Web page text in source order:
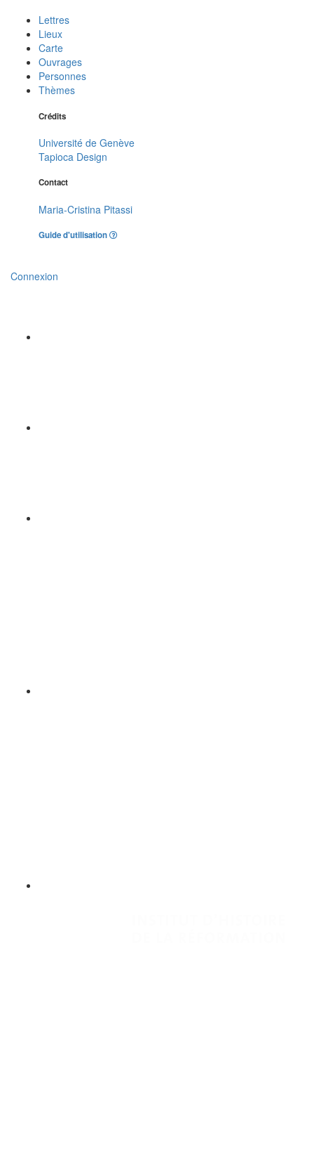
Lettres
Lieux
Carte
Ouvrages
Personnes
Thèmes
Crédits
Université de Genève
Tapioca Design
Contact
Maria-Cristina Pitassi
Guide d'utilisation
Connexion